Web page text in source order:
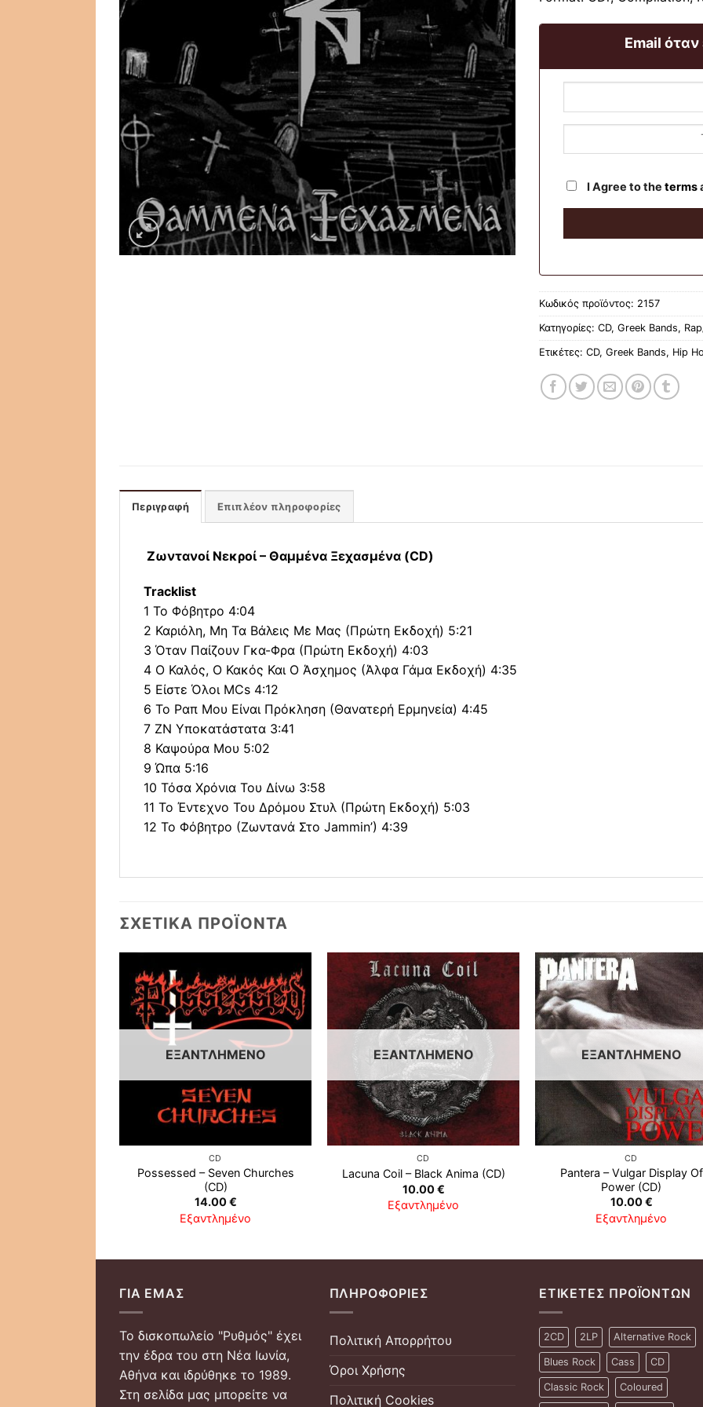
Email όταν
I Agree to the terms
Κωδικός προϊόντος: 2157
Κατηγορίες: CD, Greek Bands,
Ετικέτες: CD, Greek Bands, Hip
Περιγραφή Επιπλέον πληροφορίες
Ζωντανοί Νεκροί ‎– Θαμμένα Ξεχασμένα (CD)
Tracklist
1 Το Φόβητρο 4:04
2 Καριόλη, Μη Τα Βάλεις Με Μας (Πρώτη Εκδοχή) 5:21
3 Όταν Παίζουν Γκα-Φρα (Πρώτη Εκδοχή) 4:03
4 Ο Καλός, Ο Κακός Και Ο Άσχημος (Άλφα Γάμα Εκδοχή) 4:35
5 Είστε Όλοι MCs 4:12
6 Το Ραπ Μου Είναι Πρόκληση (Θανατερή Ερμηνεία) 4:45
7 ΖΝ Υποκατάστατα 3:41
8 Καψούρα Μου 5:02
9 Ώπα 5:16
10 Τόσα Χρόνια Του Δίνω 3:58
11 Το Έντεχνο Του Δρόμου Στυλ (Πρώτη Εκδοχή) 5:03
12 Το Φόβητρο (Ζωντανά Στο Jammin’) 4:39
ΣΧΕΤΙΚΆ ΠΡΟΪΌΝΤΑ
ΕΞΑΝΤΛΗΜΈΝΟ
CD
Possessed ‎– Seven Churches
(CD)
14.00€
Εξαντλημένο
ΕΞΑΝΤΛΗΜΈΝΟ
CD
Lacuna Coil ‎– Black Anima (CD)
10.00€
Εξαντλημένο
ΕΞΑΝΤΛΗΜΈΝΟ
CD
Pantera ‎– Vulgar Display Of
Power (CD)
10.00€
Εξαντλημένο
ΓΙΑ ΕΜΆΣ
Το δισκοπωλείο "Ρυθμός" έχει
την έδρα του στη Νέα Ιωνία,
Αθήνα και ιδρύθηκε το 1989.
Στη σελίδα μας μπορείτε να
ΠΛΗΡΟΦΟΡΊΕΣ
Πολιτική Απορρήτου
Όροι Χρήσης
Πολιτική Cookies
ΕΤΙΚΈΤΕΣ ΠΡΟΪΌΝΤΩΝ
2CD 2LP Alternative Rock
Blues Rock Cass CD
Classic Rock Coloured